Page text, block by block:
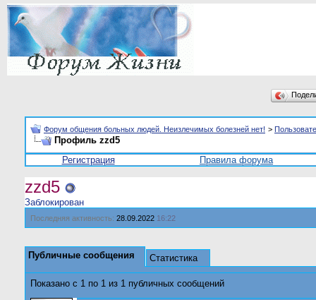
Форум общения больных людей. Неизлечимых болезней нет! >
Профиль zzd5
Регистрация
Правила форума
zzd5
Заблокирован
Последняя активность: 28.09.2022 16:22
Публичные сообщения Статистика
Показано с 1 по 1 из 1 публичных сообщений